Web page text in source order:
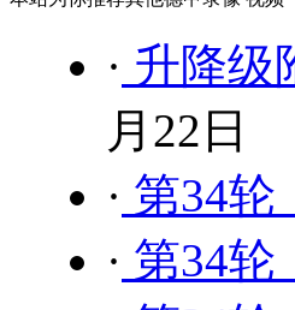
· 升降级
月22日
· 第34
· 第34